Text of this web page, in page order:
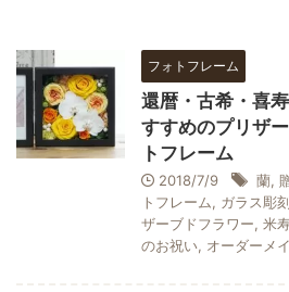
フォトフレーム
還暦・古希・喜
すすめのプリザ
トフレーム
2018/7/9 蘭,
トフレーム, ガラス彫刻
ザーブドフラワー, 米
のお祝い, オーダーメ